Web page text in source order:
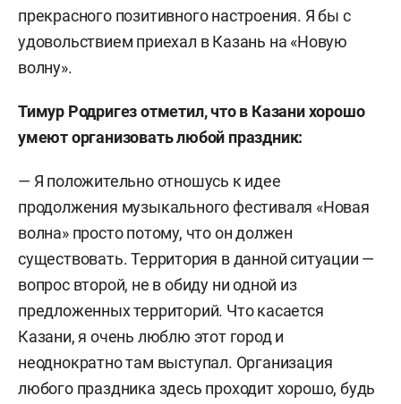
прекрасного позитивного настроения. Я бы с
удовольствием приехал в Казань на «Новую
волну».
Тимур Родригезотметил, что в Казани хорошо
умеют организовать любой праздник:
— Я положительно отношусь к идее
продолжения музыкального фестиваля «Новая
волна» просто потому, что он должен
существовать. Территория в данной ситуации —
вопрос второй, не в обиду ни одной из
предложенных территорий. Что касается
Казани, я очень люблю этот город и
неоднократно там выступал. Организация
любого праздника здесь проходит хорошо, будь